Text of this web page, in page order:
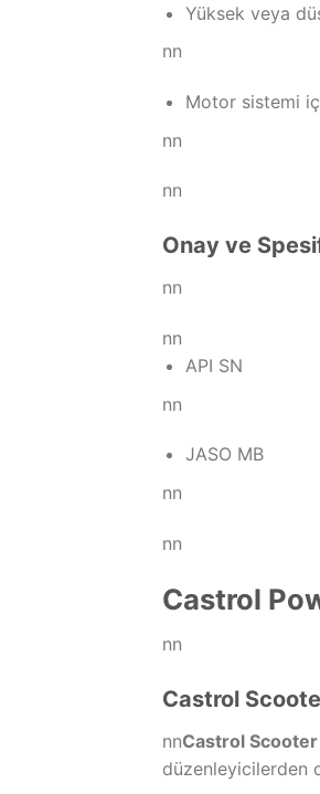
Yüksek veya
nn
Motor sistemi
nn
nn
Onay ve
nn
nn
API SN
nn
JASO MB
nn
nn
Castrol
nn
Castrol
nnCastrol
düzenleyicilerden